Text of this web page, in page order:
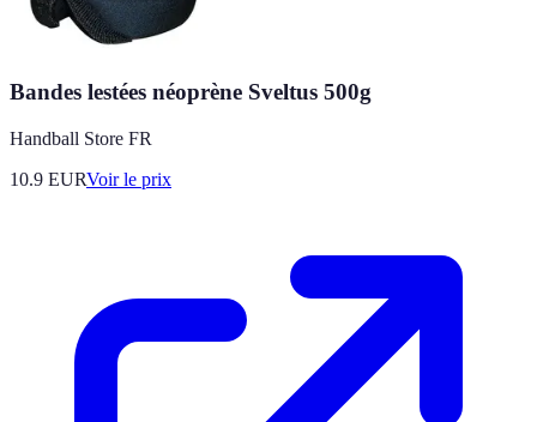
Bandes lestées néoprène Sveltus 500g
Handball Store FR
10.9 EURVoir le prix